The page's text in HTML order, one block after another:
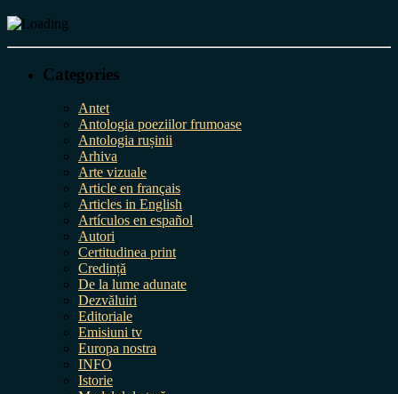
Categories
Antet
Antologia poeziilor frumoase
Antologia rușinii
Arhiva
Arte vizuale
Article en français
Articles in English
Artículos en español
Autori
Certitudinea print
Credință
De la lume adunate
Dezvăluiri
Editoriale
Emisiuni tv
Europa nostra
INFO
Istorie